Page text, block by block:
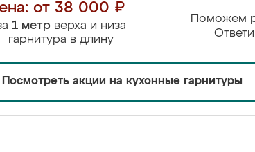
от 38 000 ₽
1 метрверха и низа
гарнитура в длину
Поможем
Посмотреть акции на кухонные гарнитуры